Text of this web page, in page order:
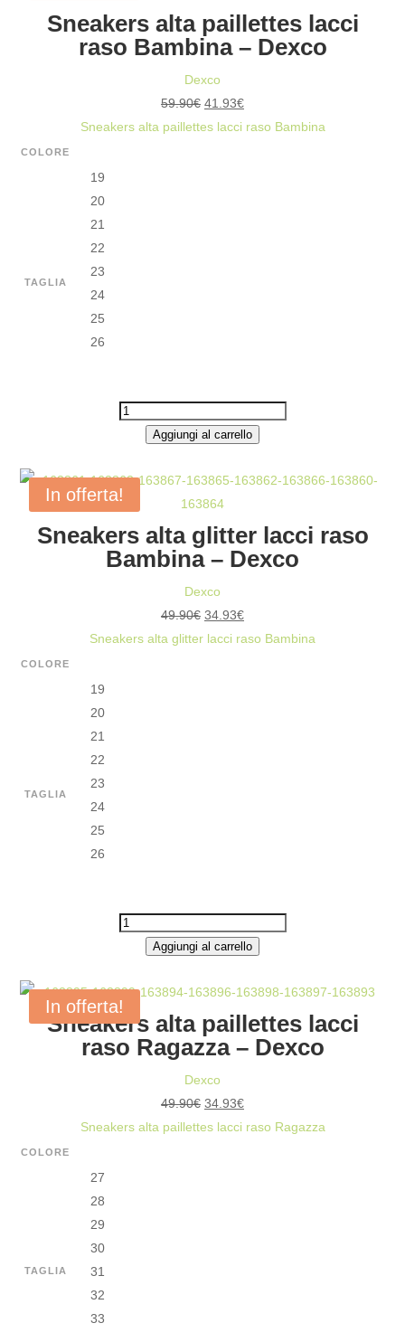
BAMBINA
Sneakers alta paillettes lacci
raso Bambina – Dexco
Dexco
59.90€ Il
prezzo
41.93€Il
prezzo
Sneakers alta paillettes lacci raso Bambina
COLORE
TAGLIA
19
20
21
22
23
24
25
26
SNEAKERS
LACCI
RASO
BAMBINA
-
Aggiungi al carrello
In offerta!
Sneakers alta glitter lacci raso
Bambina – Dexco
Dexco
49.90€ Il
prezzo
34.93€Il
prezzo
Sneakers alta glitter lacci raso Bambina
COLORE
TAGLIA
19
20
21
22
23
24
25
26
SNEAKERS
LACCI
RASO
BAMBINA
QUANTITÀ
Aggiungi al carrello
In offerta!
Sneakers alta paillettes lacci
raso Ragazza – Dexco
Dexco
49.90€ Il
prezzo
34.93€Il
prezzo
Sneakers alta paillettes lacci raso Ragazza
COLORE
TAGLIA
27
28
29
30
31
32
33